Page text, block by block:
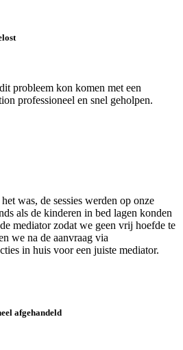
probleem kon komen met een
professioneel en snel geholpen.
was, de sessies werden op onze
als de kinderen in bed lagen konden
mediator zodat we geen vrij hoefde te
we na de aanvraag via
in huis voor een juiste mediator.
afgehandeld